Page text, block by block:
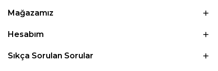
Mağazamız
Hesabım
Sıkça Sorulan Sorular